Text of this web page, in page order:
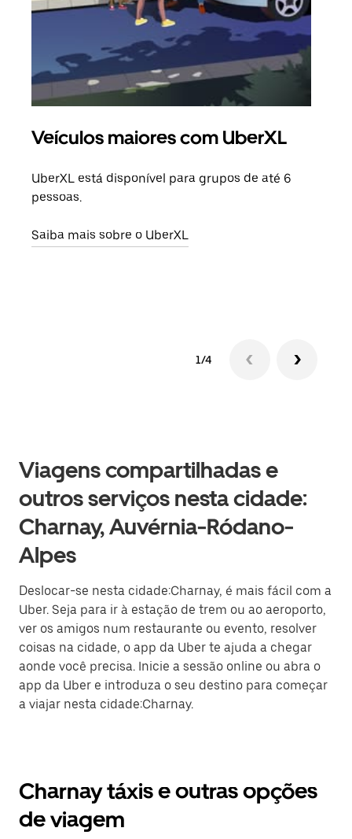
Veículos maiores com UberXL
UberXL está disponível para grupos de até 6
pessoas.
Saiba mais sobre o UberXL
1/4
Viagens compartilhadas e
outros serviços nesta cidade:
Charnay, Auvérnia-Ródano-
Alpes
Deslocar-se nesta cidade:Charnay, é mais fácil com a
Uber. Seja para ir à estação de trem ou ao aeroporto,
ver os amigos num restaurante ou evento, resolver
coisas na cidade, o app da Uber te ajuda a chegar
aonde você precisa. Inicie a sessão online ou abra o
app da Uber e introduza o seu destino para começar
a viajar nesta cidade:Charnay.
Charnay táxis e outras opções
de viagem